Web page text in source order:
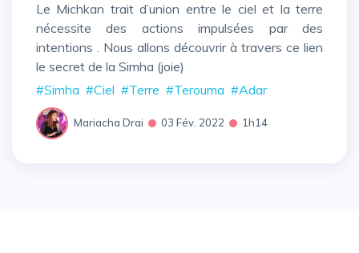
Le Michkan trait d’union entre le ciel et la terre
nécessite des actions impulsées par des
intentions . Nous allons découvrir à travers ce lien
le secret de la Simha (joie)
#Simha #Ciel #Terre #Terouma #Adar
Mariacha Drai 03 Fév. 2022 1h14